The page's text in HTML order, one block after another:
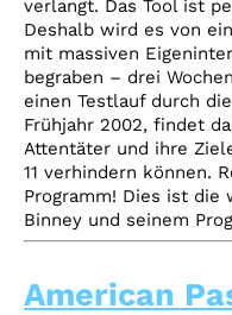
verlangt. Das Tool ist
Deshalb wird es von
mit massiven
begraben – drei
einen Testlauf durch
Frühjahr 2002, findet
Attentäter und ihre
11 verhindern können.
Programm! Dies ist die
Binney und seinem
American